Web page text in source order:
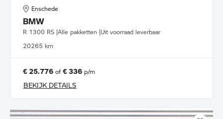
Enschede
BMW
R 1300 RS |Alle pakketten |Uit voorraad leverbaar
20265 km
€ 25.776 of € 336 p/m
BEKIJK DETAILS